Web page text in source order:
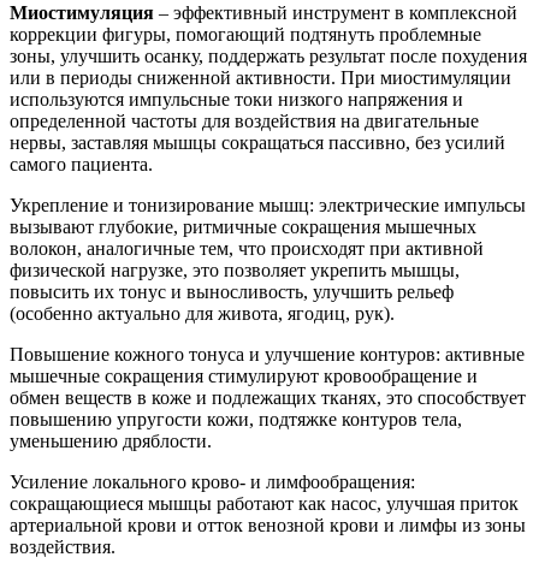
Миостимуляция – эффективный инструмент в комплексной
коррекции фигуры, помогающий подтянуть проблемные
зоны, улучшить осанку, поддержать результат после похудения
или в периоды сниженной активности. При миостимуляции
используются импульсные токи низкого напряжения и
определенной частоты для воздействия на двигательные
нервы, заставляя мышцы сокращаться пассивно, без усилий
самого пациента.
Укрепление и тонизирование мышц: электрические импульсы
вызывают глубокие, ритмичные сокращения мышечных
волокон, аналогичные тем, что происходят при активной
физической нагрузке, это позволяет укрепить мышцы,
повысить их тонус и выносливость, улучшить рельеф
(особенно актуально для живота, ягодиц, рук).
Повышение кожного тонуса и улучшение контуров: активные
мышечные сокращения стимулируют кровообращение и
обмен веществ в коже и подлежащих тканях, это способствует
повышению упругости кожи, подтяжке контуров тела,
уменьшению дряблости.
Усиление локального крово- и лимфообращения:
сокращающиеся мышцы работают как насос, улучшая приток
артериальной крови и отток венозной крови и лимфы из зоны
воздействия.